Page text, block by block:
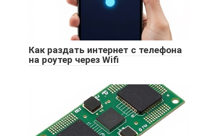
Как раздать интернет с телефона
на роутер через Wifi